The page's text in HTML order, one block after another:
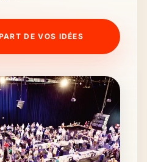
DE VOS IDÉES